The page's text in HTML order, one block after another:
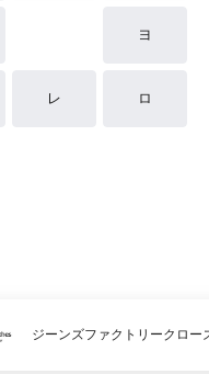
ヨ
レ ロ
ジーンズファクトリークロー